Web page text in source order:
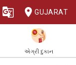
GUJARAT
એગ્રી દુકાન